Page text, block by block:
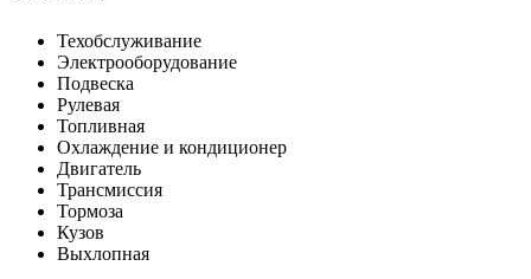
Техобслуживание
Электрооборудование
Подвеска
Рулевая
Топливная
Охлаждение и кондиционер
Двигатель
Трансмиссия
Тормоза
Кузов
Выхлопная